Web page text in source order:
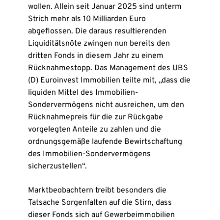
wollen. Allein seit Januar 2025 sind unterm
Strich mehr als 10 Milliarden Euro
abgeflossen. Die daraus resultierenden
Liquiditätsnöte zwingen nun bereits den
dritten Fonds in diesem Jahr zu einem
Rücknahmestopp. Das Management des UBS
(D) Euroinvest Immobilien teilte mit, „dass die
liquiden Mittel des Immobilien-
Sondervermögens nicht ausreichen, um den
Rücknahmepreis für die zur Rückgabe
vorgelegten Anteile zu zahlen und die
ordnungsgemäße laufende Bewirtschaftung
des Immobilien-Sondervermögens
sicherzustellen“.
Marktbeobachtern treibt besonders die
Tatsache Sorgenfalten auf die Stirn, dass
dieser Fonds sich auf Gewerbeimmobilien